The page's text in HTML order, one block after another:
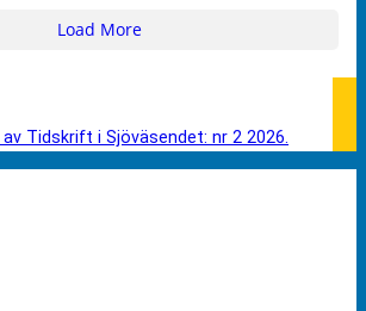
Load More
Tidskrift i Sjöväsendet: nr 2 2026.